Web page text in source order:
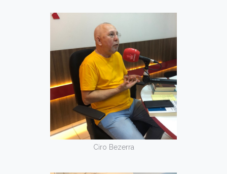
Ciro Bezerra